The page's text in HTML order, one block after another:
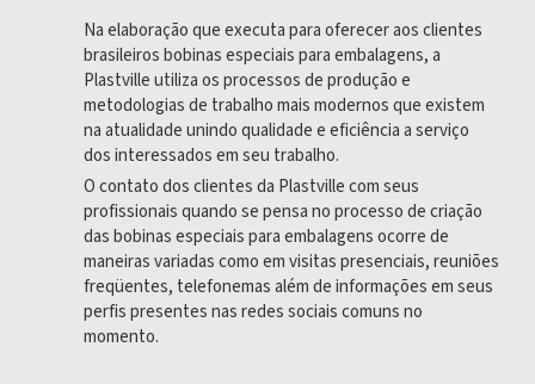
Na elaboração que executa para oferecer aos clientes
brasileiros bobinas especiais para embalagens, a
Plastville utiliza os processos de produção e
metodologias de trabalho mais modernos que existem
na atualidade unindo qualidade e eficiência a serviço
dos interessados em seu trabalho.
O contato dos clientes da Plastville com seus
profissionais quando se pensa no processo de criação
das bobinas especiais para embalagens ocorre de
maneiras variadas como em visitas presenciais, reuniões
freqüentes, telefonemas além de informações em seus
perfis presentes nas redes sociais comuns no
momento.